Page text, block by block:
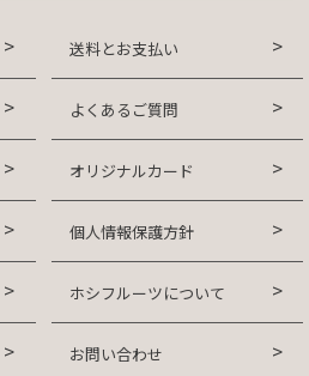
送料とお支払い
よくあるご質問
オリジナルカード
個人情報保護方針
ホシフルーツについて
お問い合わせ